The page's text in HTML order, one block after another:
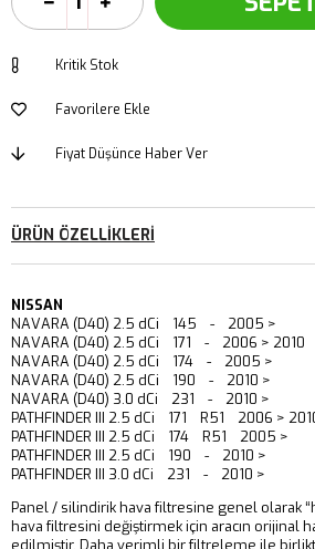
Kritik Stok
Favorilere Ekle
Fiyat Düşünce Haber Ver
ÜRÜN ÖZELLIKLERI
NISSAN
NAVARA (D40) 2.5 dCi 145 - 2005 >
NAVARA (D40) 2.5 dCi 171 - 2006 > 2010
NAVARA (D40) 2.5 dCi 174 - 2005 >
NAVARA (D40) 2.5 dCi 190 - 2010 >
NAVARA (D40) 3.0 dCi 231 - 2010 >
PATHFINDER III 2.5 dCi 171 R51 2006 >
PATHFINDER III 2.5 dCi 174 R51 2005 >
PATHFINDER III 2.5 dCi 190 - 2010 >
PATHFINDER III 3.0 dCi 231 - 2010 >
Panel / silindirik hava filtresine genel olarak
hava filtresini değiştirmek için aracın orijinal
edilmiştir. Daha verimli bir filtreleme ile